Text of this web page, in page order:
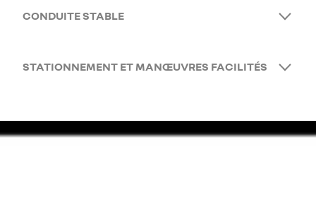
CONDUITE STABLE
STATIONNEMENT ET MANŒUVRES FACILITÉS